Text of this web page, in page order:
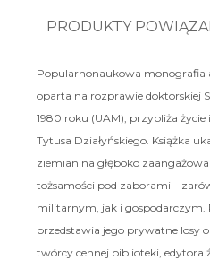
PRODUKTY
Popularnonaukowa monografia
oparta na rozprawie doktorskiej
1980 roku (UAM), przybliża życie
Tytusa Działyńskiego. Książka
ziemianina głęboko
tożsamości pod zaborami –
militarnym, jak i gospodarczym.
przedstawia jego prywatne losy
twórcy cennej biblioteki, edytora